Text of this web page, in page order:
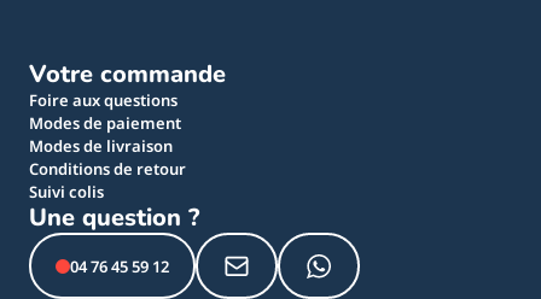
Votre commande
Foire aux questions
Modes de paiement
Modes de livraison
Conditions de retour
Suivi colis
Une question ?
04 76 45 59 12